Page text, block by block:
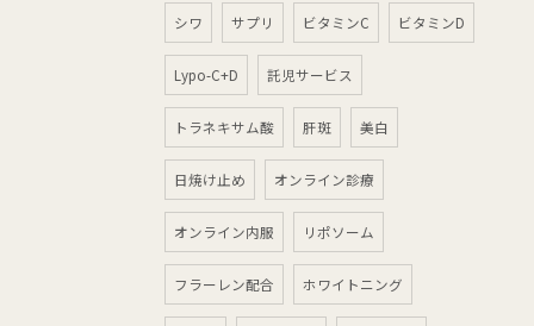
シワ サプリ ビタミンC ビタミンD
Lypo-C+D 託児サービス
トラネキサム酸 肝斑 美白
日焼け止め オンライン診療
オンライン内服 リポソーム
フラーレン配合 ホワイトニング